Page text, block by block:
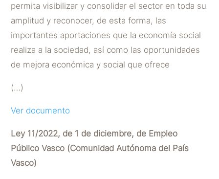
permita visibilizar y consolidar el sector en toda su
amplitud y reconocer, de esta forma, las
importantes aportaciones que la economía social
realiza a la sociedad, así como las oportunidades
de mejora económica y social que ofrece
(…)
Ver documento
Ley 11/2022, de 1 de diciembre, de Empleo
Público Vasco (Comunidad Autónoma del País
Vasco)